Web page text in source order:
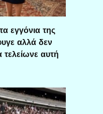
εγγόνια της
αλλά δεν
αυτή